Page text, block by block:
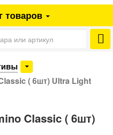
товаров
( 6шт) Ultra Light
Classic ( 6шт)